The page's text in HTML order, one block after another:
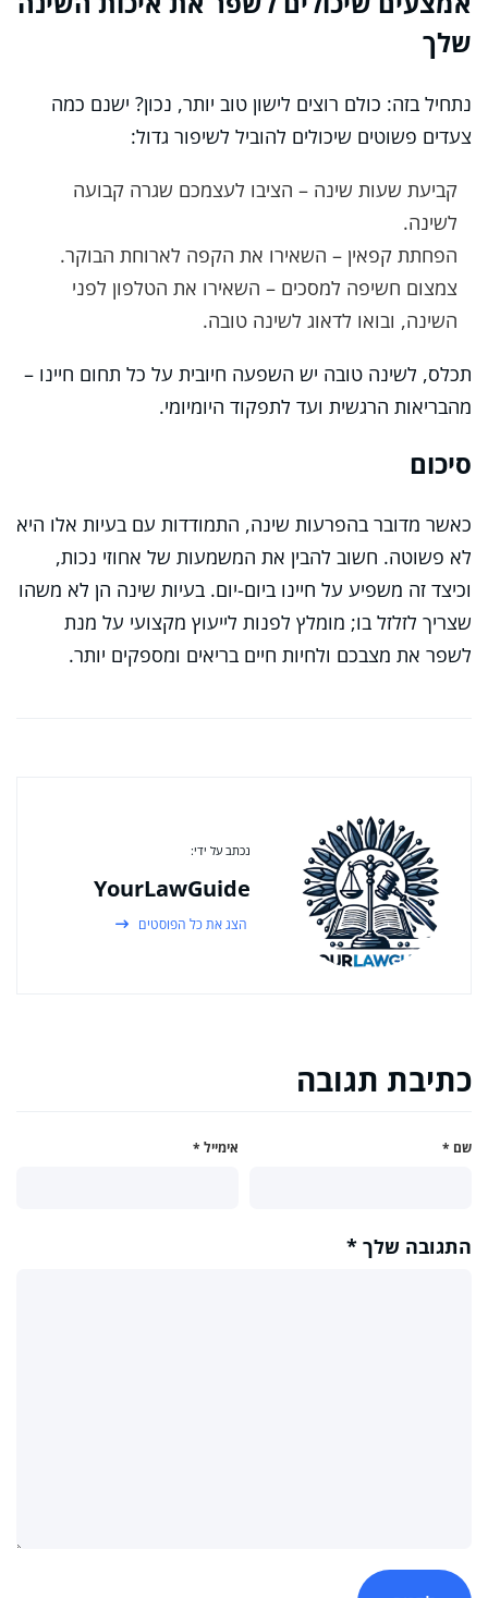
שלך
נתחיל בזה: כולם רוצים לישון טוב יותר, נכון? ישנם כמה
צעדים פשוטים שיכולים להוביל לשיפור גדול:
קביעת שעות שינה – הציבו לעצמכם שגרה קבועה
לשינה.
הפחתת קפאין – השאירו את הקפה לארוחת הבוקר.
צמצום חשיפה למסכים – השאירו את הטלפון לפני
השינה, ובואו לדאוג לשינה טובה.
תכלס, לשינה טובה יש השפעה חיובית על כל תחום חיינו –
מהבריאות הרגשית ועד לתפקוד היומיומי.
סיכום
כאשר מדובר בהפרעות שינה, התמודדות עם בעיות אלו היא
לא פשוטה. חשוב להבין את המשמעות של אחוזי נכות,
וכיצד זה משפיע על חיינו ביום-יום. בעיות שינה הן לא משהו
שצריך לזלזל בו; מומלץ לפנות לייעוץ מקצועי על מנת
לשפר את מצבכם ולחיות חיים בריאים ומספקים יותר.
נכתב על ידי:
YourLawGuide
הצג את כל הפוסטים
כתיבת תגובה
שם * אימייל *
התגובה שלך *